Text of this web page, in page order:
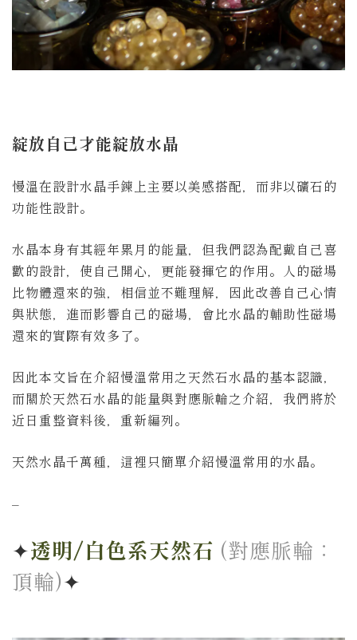
綻放自己才能綻放水晶
慢溫在設計水晶手鍊上主要以美感搭配，而非以礦石的
功能性設計。
水晶本身有其經年累月的能量，但我們認為配戴自己喜
歡的設計，使自己開心，更能發揮它的作用。人的磁場
比物體還來的強，相信並不難理解，因此改善自己心情
與狀態，進而影響自己的磁場，會比水晶的輔助性磁場
還來的實際有效多了。
因此本文旨在介紹慢溫常用之天然石水晶的基本認識，
而關於天然石水晶的能量與對應脈輪之介紹，我們將於
近日重整資料後，重新編列。
天然水晶千萬種，這裡只簡單介紹慢溫常用的水晶。
–
✦透明/白色系天然石 (對應脈輪：
頂輪)✦